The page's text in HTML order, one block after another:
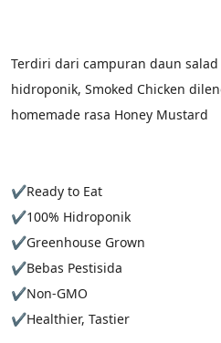
Terdiri dari campuran daun
hidroponik, Smoked Chicken
homemade rasa Honey Mustard
✔Ready to Eat
✔100% Hidroponik
✔Greenhouse Grown
✔Bebas Pestisida
✔Non-GMO
✔Healthier, Tastier